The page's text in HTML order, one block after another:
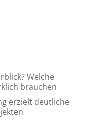
Welche
brauchen
erzielt deutliche